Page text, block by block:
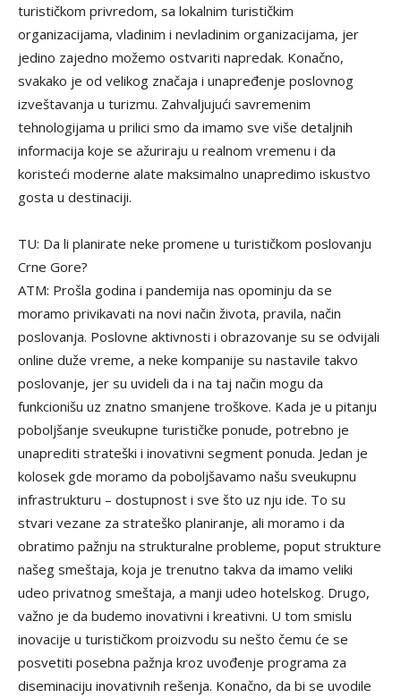
turističkom privredom, sa lokalnim turističkim
organizacijama, vladinim i nevladinim organizacijama, jer
jedino zajedno možemo ostvariti napredak. Konačno,
svakako je od velikog značaja i unapređenje poslovnog
izveštavanja u turizmu. Zahvaljujući savremenim
tehnologijama u prilici smo da imamo sve više detaljnih
informacija koje se ažuriraju u realnom vremenu i da
koristeći moderne alate maksimalno unapredimo iskustvo
gosta u destinaciji.
TU: Da li planirate neke promene u turističkom poslovanju
Crne Gore?
ATM: Prošla godina i pandemija nas opominju da se
moramo privikavati na novi način života, pravila, način
poslovanja. Poslovne aktivnosti i obrazovanje su se odvijali
online duže vreme, a neke kompanije su nastavile takvo
poslovanje, jer su uvideli da i na taj način mogu da
funkcionišu uz znatno smanjene troškove. Kada je u pitanju
poboljšanje sveukupne turističke ponude, potrebno je
unaprediti strateški i inovativni segment ponuda. Jedan je
kolosek gde moramo da poboljšavamo našu sveukupnu
infrastrukturu – dostupnost i sve što uz nju ide. To su
stvari vezane za strateško planiranje, ali moramo i da
obratimo pažnju na strukturalne probleme, poput strukture
našeg smeštaja, koja je trenutno takva da imamo veliki
udeo privatnog smeštaja, a manji udeo hotelskog. Drugo,
važno je da budemo inovativni i kreativni. U tom smislu
inovacije u turističkom proizvodu su nešto čemu će se
posvetiti posebna pažnja kroz uvođenje programa za
diseminaciju inovativnih rešenja. Konačno, da bi se uvodile